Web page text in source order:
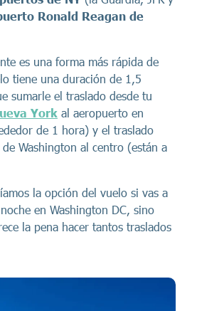
Ronald Reagan de
es una forma más rápida de
tiene una duración de 1,5
sumarle el traslado desde tu
York al aeropuerto en
de 1 hora) y el traslado
Washington al centro (están a
la opción del vuelo si vas a
en Washington DC, sino
la pena hacer tantos traslados